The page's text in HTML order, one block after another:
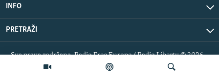
INFO
PRETRAŽI
Sva prava zadržana. Radio Free Europe / Radio Liberty © 2026
RFE/RL, Inc.